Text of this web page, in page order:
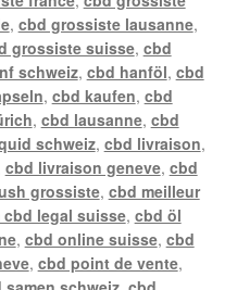
, cbd grossiste lausanne,
grossiste suisse, cbd
schweiz, cbd hanföl, cbd
, cbd kaufen, cbd
, cbd lausanne, cbd
schweiz, cbd livraison,
cbd livraison geneve, cbd
grossiste, cbd meilleur
legal suisse, cbd öl
, cbd online suisse, cbd
, cbd point de vente,